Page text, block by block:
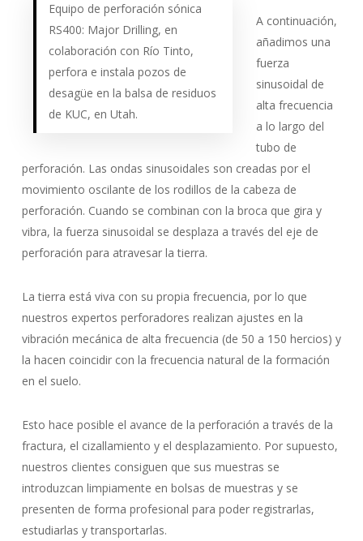
Equipo de perforación sónica
RS400: Major Drilling, en
colaboración con Río Tinto,
perfora e instala pozos de
desagüe en la balsa de residuos
de KUC, en Utah.
A continuación,
añadimos una
fuerza
sinusoidal de
alta frecuencia
a lo largo del
tubo de
perforación. Las ondas sinusoidales son creadas por el
movimiento oscilante de los rodillos de la cabeza de
perforación. Cuando se combinan con la broca que gira y
vibra, la fuerza sinusoidal se desplaza a través del eje de
perforación para atravesar la tierra.
La tierra está viva con su propia frecuencia, por lo que
nuestros expertos perforadores realizan ajustes en la
vibración mecánica de alta frecuencia (de 50 a 150 hercios) y
la hacen coincidir con la frecuencia natural de la formación
en el suelo.
Esto hace posible el avance de la perforación a través de la
fractura, el cizallamiento y el desplazamiento. Por supuesto,
nuestros clientes consiguen que sus muestras se
introduzcan limpiamente en bolsas de muestras y se
presenten de forma profesional para poder registrarlas,
estudiarlas y transportarlas.